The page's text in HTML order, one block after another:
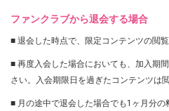
ファンクラブから退会する場合
■ 退会した時点で、限定コンテンツの閲覧
■ 再度入会した場合においても、加入期
さい。入会期限日を過ぎたコンテンツは
■ 月の途中で退会した場合でも1ヶ月分の